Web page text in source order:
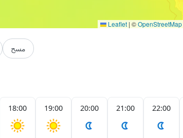
Leaflet | ©OpenStreetMap
مسح
18:00 19:00 20:00 21:00 22:00